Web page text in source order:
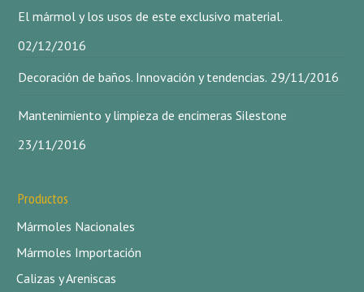
El mármol y los usos de este exclusivo material.
02/12/2016
Decoración de baños. Innovación y tendencias. 29/11/2016
Mantenimiento y limpieza de encimeras Silestone
23/11/2016
Productos
Mármoles Nacionales
Mármoles Importación
Calizas y Areniscas